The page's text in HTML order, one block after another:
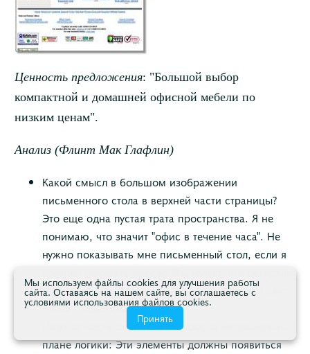
Ценность предложения: "Большой выбор
компактной и домашней офисной мебели по
низким ценам".
Анализ (Флинт Мак Глафлин)
Какой смысл в большом изображении
письменного стола в верхней части страницы?
Это еще одна пустая трата пространства. Я не
понимаю, что значит "офис в течение часа". Не
нужно показывать мне письменный стол, если я
меня как посетителя, хотя я даже не изучил сайт
более подробно.
Нижняя часть страницы построена неправильно в
плане логики: Эти элементы должны появиться
Мы используем файлы cookies для улучшения работы
сайта. Оставаясь на нашем сайте, вы соглашаетесь с
условиями использования файлов cookies.
Принять